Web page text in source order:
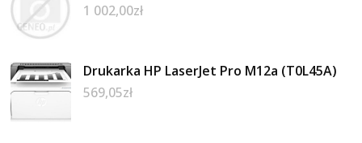
1 002,00zł
Drukarka HP LaserJet Pro M12a (T0L45A)
569,05zł